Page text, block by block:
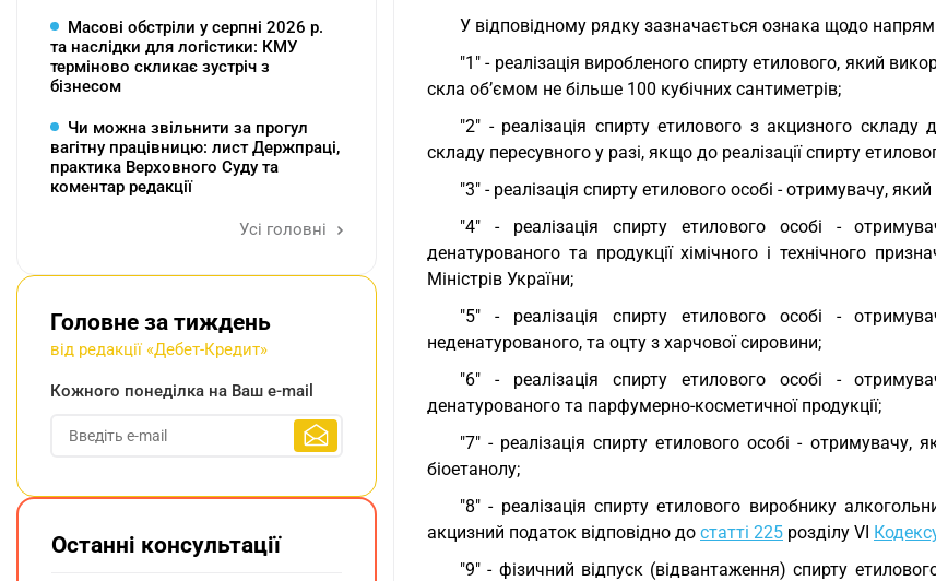
У відповідному рядку зазначається ознака щодо
"1" - реалізація виробленого спирту етилового, який
скла об’ємом не більше 100 кубічних сантиметрів;
"2" - реалізація спирту етилового з акцизного
складу пересувного у разі, якщо до реалізації спирту
"3" - реалізація спирту етилового особі - отримувачу,
"4" - реалізація спирту етилового особі -
денатурованого та продукції хімічного і технічного
Міністрів України;
"5" - реалізація спирту етилового особі -
неденатурованого, та оцту з харчової сировини;
"6" - реалізація спирту етилового особі -
денатурованого та парфумерно-косметичної продукції;
"7" - реалізація спирту етилового особі -
біоетанолу;
"8" - реалізація спирту етилового виробнику
акцизний податок відповідно до статті 225 розділу VI
"9" - фізичний відпуск (відвантаження) спирту
Масові обстріли у серпні 2026 р.
та наслідки для логістики: КМУ
терміново скликає зустріч з
бізнесом
Чи можна звільнити за прогул
вагітну працівницю: лист Держпраці,
практика Верховного Суду та
коментар редакції
Усі головні
Головне за тиждень
від редакції «Дебет-Кредит»
Кожного понеділка на Ваш e-mail
Останні консультації